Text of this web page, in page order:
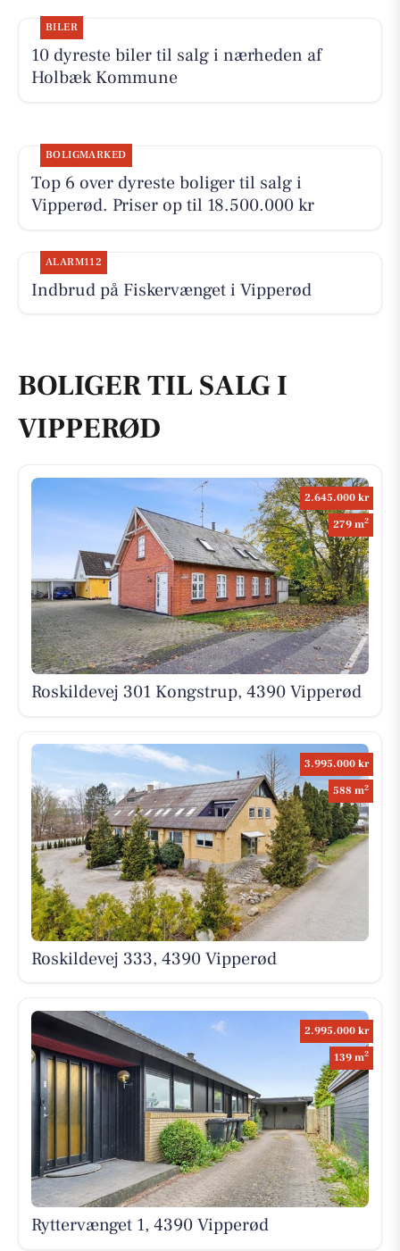
BILER
10 dyreste biler til salg i nærheden af
Holbæk Kommune
BOLIGMARKED
Top 6 over dyreste boliger til salg i
Vipperød. Priser op til 18.500.000 kr
ALARM112
Indbrud på Fiskervænget i Vipperød
BOLIGER TIL SALG I
VIPPERØD
2.645.000 kr
279 m2
Roskildevej 301 Kongstrup, 4390 Vipperød
3.995.000 kr
588 m2
Roskildevej 333, 4390 Vipperød
2.995.000 kr
139 m2
Ryttervænget 1, 4390 Vipperød